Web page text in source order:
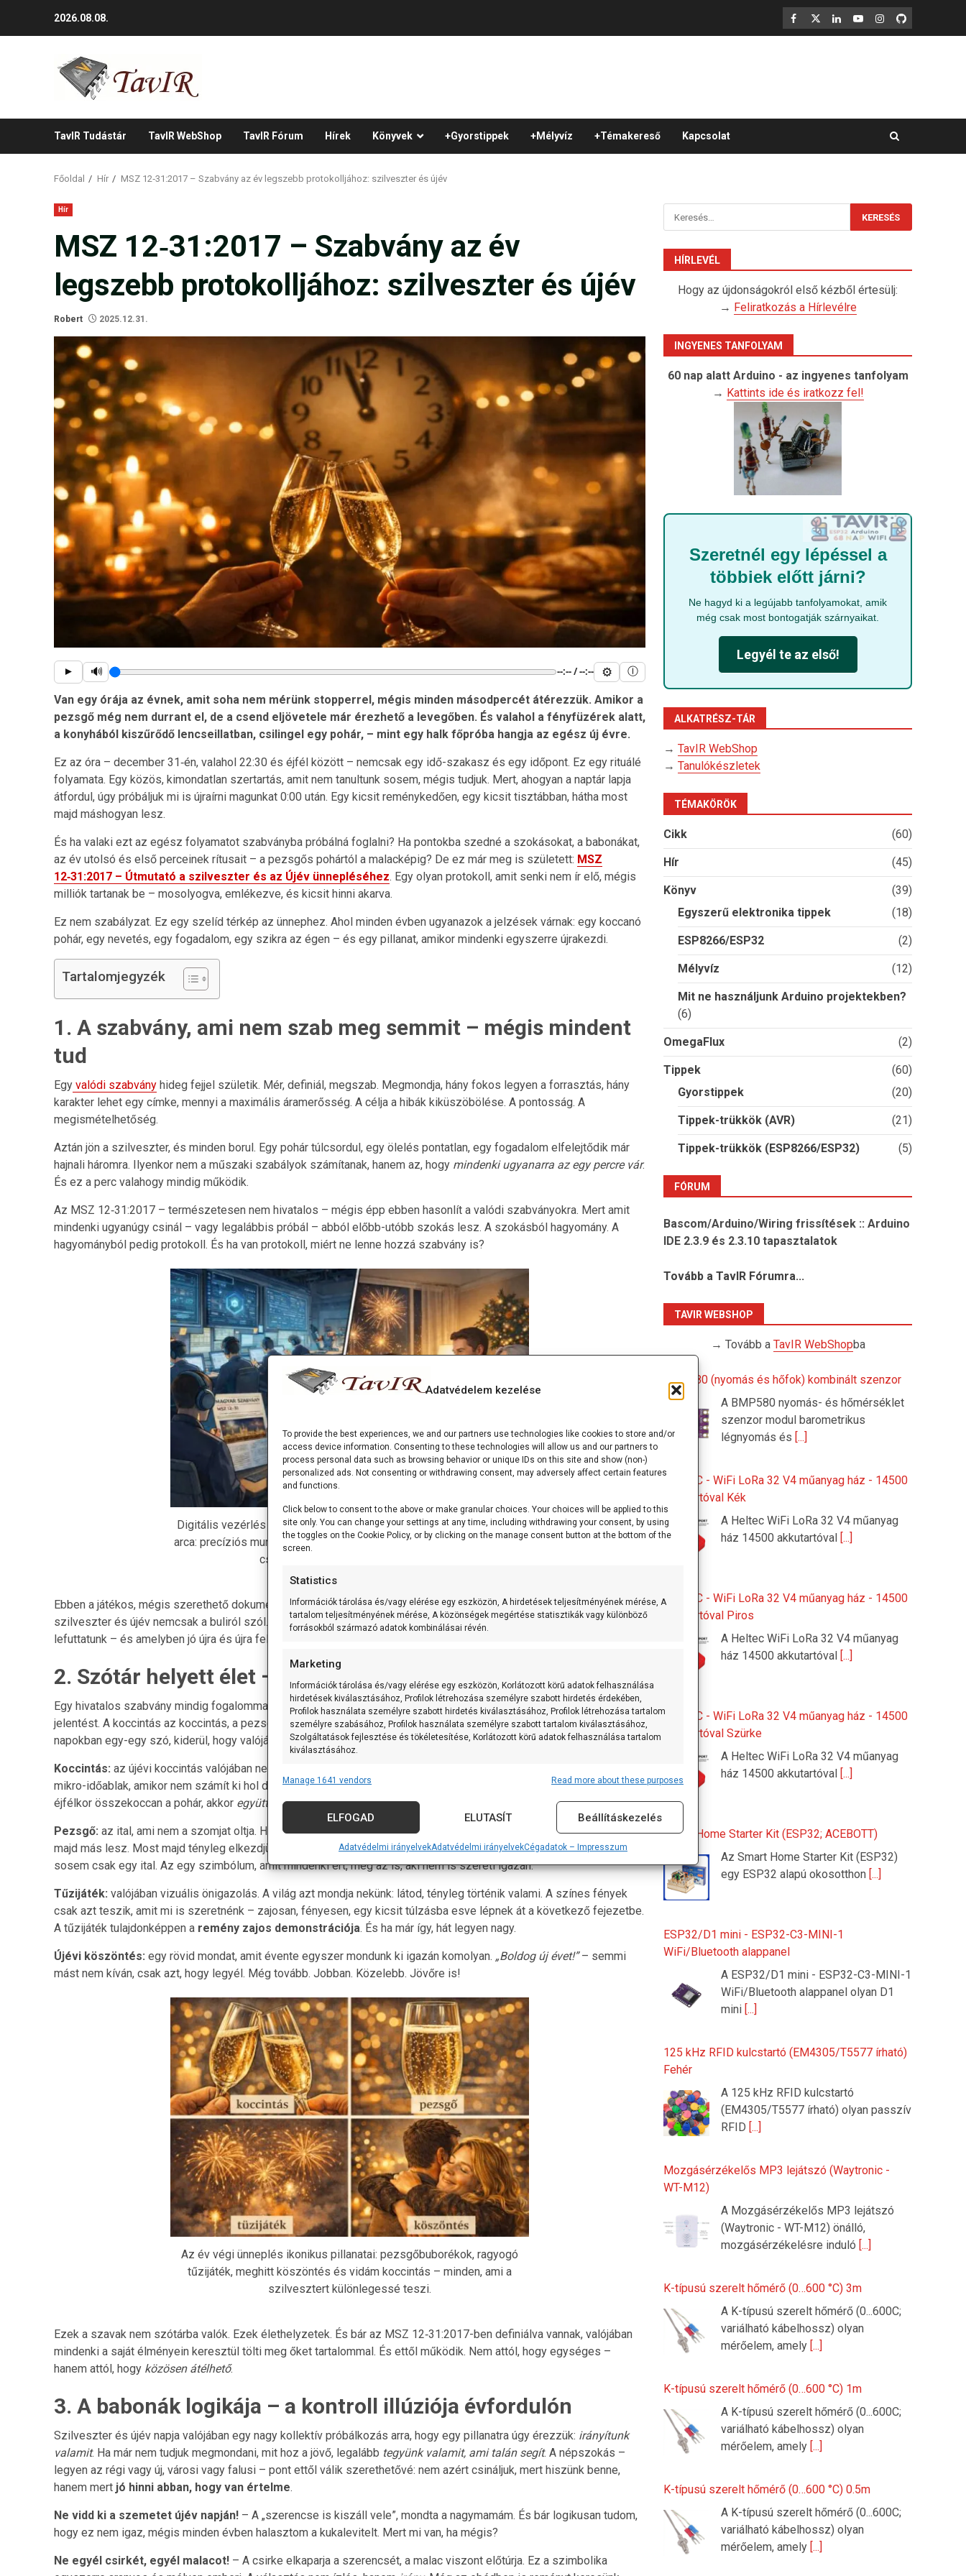
Adatvédelem kezelése
To provide the best experiences, we and our partners use technologies like cookies to store and/or
access device information. Consenting to these technologies will allow us and our partners to
process personal data such as browsing behavior or unique IDs on this site and show (non-)
personalized ads. Not consenting or withdrawing consent, may adversely affect certain features
and functions.
Click below to consent to the above or make granular choices. Your choices will be applied to this
site only. You can change your settings at any time, including withdrawing your consent, by using
the toggles on the Cookie Policy, or by clicking on the manage consent button at the bottom of the
screen.
Statistics
Információk tárolása és/vagy elérése egy eszközön, A hirdetések teljesítményének mérése, A
tartalom teljesítményének mérése, A közönségek megértése statisztikák vagy különböző
forrásokból származó adatok kombinálásai révén.
Marketing
Információk tárolása és/vagy elérése egy eszközön, Korlátozott körű adatok felhasználása
hirdetések kiválasztásához, Profilok létrehozása személyre szabott hirdetés érdekében,
Profilok használata személyre szabott hirdetés kiválasztásához, Profilok létrehozása tartalom
személyre szabásához, Profilok használata személyre szabott tartalom kiválasztásához,
Szolgáltatások fejlesztése és tökéletesítése, Korlátozott körű adatok felhasználása tartalom
kiválasztásához.
Features Always active
Más adatforrásokból származó adatok párosítása és kombinálása, Különböző
eszközök összekapcsolása, Eszközök azonosítása automatikusan továbbított
információk alapján.
Pontos földrajzi helymeghatározási adatok felhasználása.
Biztonság, visszaélések megakadályozása és észlelése,
hibajavítás, Hirdetés és tartalom megjelenítése és bemutatása,
Adatvédelmi lehetőségek mentése és kommunikációja.
Manage 1641 vendors Read more about these purposes
ELFOGAD ELUTASÍT Beállításkezelés
Adatvédelmi irányelvekAdatvédelmi irányelvekCégadatok – Impresszum
2026.08.08. F X LinkedIn
YouTubeInstagram
GitHub
TavIR Tudástár TavIR WebShop TavIR Fórum Hírek Könyvek +Gyorstippek +Mélyvíz +Témakereső Kapcsolat
Főoldal Hír MSZ 12‑31:2017 – Szabvány az év legszebb protokolljához: szilveszter és újév
Hír
MSZ 12‑31:2017 – Szabvány az év
legszebb protokolljához: szilveszter és újév
Robert 2025.12.31.
► 🔊 --:-- / --:-- ⚙ Ⓘ
Van egy órája az évnek, amit soha nem mérünk stopperrel, mégis minden másodpercét átérezzük. Amikor a
pezsgő még nem durrant el, de a csend eljövetele már érezhető a levegőben. És valahol a fényfüzérek alatt,
a konyhából kiszűrődő lencseillatban, csilingel egy pohár, – mint egy halk főpróba hangja az egész új évre.
Ez az óra – december 31‑én, valahol 22:30 és éjfél között – nemcsak egy idő-szakasz és egy időpont. Ez egy rituálé
folyamata. Egy közös, kimondatlan szertartás, amit nem tanultunk sosem, mégis tudjuk. Mert, ahogyan a naptár lapja
átfordul, úgy próbáljuk mi is újraírni magunkat 0:00 után. Egy kicsit reménykedően, egy kicsit tisztábban, hátha most
majd máshogyan lesz.
És ha valaki ezt az egész folyamatot szabványba próbálná foglalni? Ha pontokba szedné a szokásokat, a babonákat,
az év utolsó és első perceinek rítusait – a pezsgős pohártól a malacképig? De ez már meg is született: MSZ
12‑31:2017 – Útmutató a szilveszter és az Újév ünnepléséhez. Egy olyan protokoll, amit senki nem ír elő, mégis
milliók tartanak be – mosolyogva, emlékezve, és kicsit hinni akarva.
Ez nem szabályzat. Ez egy szelíd térkép az ünnephez. Ahol minden évben ugyanazok a jelzések várnak: egy koccanó
pohár, egy nevetés, egy fogadalom, egy szikra az égen – és egy pillanat, amikor mindenki egyszerre újrakezdi.
Tartalomjegyzék
1. A szabvány, ami nem szab meg semmit – mégis mindent
tud
Egy valódi szabvány hideg fejjel születik. Mér, definiál, megszab. Megmondja, hány fokos legyen a forrasztás, hány
karakter lehet egy címke, mennyi a maximális áramerősség. A célja a hibák kiküszöbölése. A pontosság. A
megismételhetőség.
Aztán jön a szilveszter, és minden borul. Egy pohár túlcsordul, egy ölelés pontatlan, egy fogadalom elfelejtődik már
hajnali háromra. Ilyenkor nem a műszaki szabályok számítanak, hanem az, hogy mindenki ugyanarra az egy percre vár.
És ez a perc valahogy mindig működik.
Az MSZ 12‑31:2017 – természetesen nem hivatalos – mégis épp ebben hasonlít a valódi szabványokra. Mert amit
mindenki ugyanúgy csinál – vagy legalábbis próbál – abból előbb-utóbb szokás lesz. A szokásból hagyomány. A
hagyományból pedig protokoll. És ha van protokoll, miért ne lenne hozzá szabvány is?
Digitális vezérlés és emberi kapcsolatok – az év utolsó napjának két
arca: precíziós munkavégzés mesterséges intelligenciával és meghitt
családi pillanatok újévi koccintással.
Ebben a játékos, mégis szerethető dokumentumban nem a megmondás a lényeg, hanem a felismerés. Az, hogy
szilveszter és újév nemcsak a buliról szól. Hanem egy olyanközös programkódról, amit minden évben újra
lefuttatunk – és amelyben jó újra és újra felfedezni magunkat is.
2. Szótár helyett élet – fogalmak a pezsgő mögött
Egy hivatalos szabvány mindig fogalommagyarázattal kezd. Mintha attól lenne érvényes, hogy előbb tisztázzuk a
jelentést. A koccintás az koccintás, a pezsgő az pezsgő – gondolnád. De ha tényleg megnézed, mit jelent ezekben a
napokban egy-egy szó, kiderül, hogy valójában nem is a jelentésük fontos, hanem az, amit kiváltanak belőlünk.
Koccintás: az újévi koccintás valójában nem csak hang. Nem is csak mozdulat. Az egy
mikro-időablak, amikor nem számít ki hol dolgozik, milyen bankszámlája van, vagy hányszor szegte meg a diétát. Ha
éjfélkor összekoccan a pohár, akkor együtt vagyunk. És ez elég.
Pezsgő: az ital, ami nem a szomjat oltja. Hanem a reményt locsolja meg. Minden buborékban ott a várakozás: most
majd más lesz. Most majd tényleg elkezdjük. És a pezsgős pohár – legyen akár műanyag vagy kristály – éjfélkor
sosem csak egy ital. Az egy szimbólum, amit mindenki ért, még az is, aki nem is szereti igazán.
Tűzijáték: valójában vizuális önigazolás. A világ azt mondja nekünk: látod, tényleg történik valami. A színes fények
csak azt teszik, amit mi is szeretnénk – zajosan, fényesen, egy kicsit túlzásba esve lépnek át a következő fejezetbe.
A tűzijáték tulajdonképpen a remény zajos demonstrációja. És ha már így, hát legyen nagy.
Újévi köszöntés: egy rövid mondat, amit évente egyszer mondunk ki igazán komolyan. „Boldog új évet!”– semmi
mást nem kíván, csak azt, hogy legyél. Még tovább. Jobban. Közelebb. Jövőre is!
Az év végi ünneplés ikonikus pillanatai: pezsgőbuborékok, ragyogó
tűzijáték, meghitt köszöntés és vidám koccintás – minden, ami a
szilvesztert különlegessé teszi.
Ezek a szavak nem szótárba valók. Ezek élethelyzetek. És bár az MSZ 12‑31:2017-ben definiálva vannak, valójában
mindenki a saját élményein keresztül tölti meg őket tartalommal. És ettől működik. Nem attól, hogy egységes –
hanem attól, hogy közösen átélhető.
3. A babonák logikája – a kontroll illúziója évfordulón
Szilveszter és újév napja valójában egy nagy kollektív próbálkozás arra, hogy egy pillanatra úgy érezzük: irányítunk
valamit. Ha már nem tudjuk megmondani, mit hoz a jövő, legalább tegyünk valamit, ami talán segít. A népszokás –
legyen az régi vagy új, városi vagy falusi – pont ettől válik szerethetővé: nem azért csináljuk, mert hiszünk benne,
hanem mert jó hinni abban, hogy van értelme.
Ne vidd ki a szemetet újév napján! – A „szerencse is kiszáll vele”, mondta a nagymamám. És bár logikusan tudom,
hogy ez nem igaz, mégis minden évben halasztom a kukalevitelt. Mert mi van, ha mégis?
Ne egyél csirkét, egyél malacot! – A csirke elkaparja a szerencsét, a malac viszont előtúrja. Ez a szimbolika
Keresés:
HÍRLEVÉL
Hogy az újdonságokról első kézből értesülj:
→ Feliratkozás a Hírlevélre
INGYENES TANFOLYAM
60 nap alatt Arduino - az ingyenes tanfolyam
→ Kattints ide és iratkozz fel!
Szeretnél egy lépéssel a
többiek előtt járni?
Ne hagyd ki a legújabb tanfolyamokat, amik
még csak most bontogatják szárnyaikat.
Legyél te az első!
ALKATRÉSZ-TÁR
→TavIR WebShop
→Tanulókészletek
TÉMAKÖRÖK
Cikk (60)
Hír (45)
Könyv
(39)
Egyszerű elektronika tippek
(18)
ESP8266/ESP32 (2)
Mélyvíz (12)
Mit ne használjunk Arduino projektekben?
(6)
OmegaFlux (2)
Tippek
(60)
Gyorstippek
(20)
Tippek-trükkök (AVR) (21)
Tippek-trükkök (ESP8266/ESP32) (5)
FÓRUM
Bascom/Arduino/Wiring frissítések :: Arduino
IDE 2.3.9 és 2.3.10 tapasztalatok
Tovább a TavIR Fórumra...
TAVIR WEBSHOP
→ Tovább a TavIR WebShopba
BMP580 (nyomás és hőfok) kombinált szenzor
A BMP580 nyomás- és hőmérséklet
szenzor modul barometrikus
légnyomás és [...]
HELTEC - WiFi LoRa 32 V4 műanyag ház - 14500
akkutartóval Kék
A Heltec WiFi LoRa 32 V4 műanyag
ház 14500 akkutartóval [...]
HELTEC - WiFi LoRa 32 V4 műanyag ház - 14500
akkutartóval Piros
A Heltec WiFi LoRa 32 V4 műanyag
ház 14500 akkutartóval [...]
HELTEC - WiFi LoRa 32 V4 műanyag ház - 14500
akkutartóval Szürke
A Heltec WiFi LoRa 32 V4 műanyag
ház 14500 akkutartóval [...]
Smart Home Starter Kit (ESP32; ACEBOTT)
Az Smart Home Starter Kit (ESP32)
egy ESP32 alapú okosotthon [...]
ESP32/D1 mini - ESP32-C3-MINI-1
WiFi/Bluetooth alappanel
A ESP32/D1 mini - ESP32-C3-MINI-1
WiFi/Bluetooth alappanel olyan D1
mini [...]
125 kHz RFID kulcstartó (EM4305/T5577 írható)
Fehér
A 125 kHz RFID kulcstartó
(EM4305/T5577 írható) olyan passzív
RFID [...]
Mozgásérzékelős MP3 lejátszó (Waytronic -
WT-M12)
A Mozgásérzékelős MP3 lejátszó
(Waytronic - WT-M12) önálló,
mozgásérzékelésre induló [...]
K-típusú szerelt hőmérő (0…600 °C) 3m
A K-típusú szerelt hőmérő (0...600C;
variálható kábelhossz) olyan
mérőelem, amely [...]
K-típusú szerelt hőmérő (0…600 °C) 1m
A K-típusú szerelt hőmérő (0...600C;
variálható kábelhossz) olyan
mérőelem, amely [...]
K-típusú szerelt hőmérő (0…600 °C) 0.5m
A K-típusú szerelt hőmérő (0...600C;
variálható kábelhossz) olyan
mérőelem, amely [...]